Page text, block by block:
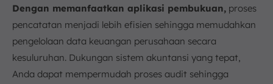
Dengan memanfaatkan aplikasi pembukuan, proses
pencatatan menjadi lebih efisien sehingga memudahkan
pengelolaan data keuangan perusahaan secara
kesuluruhan. Dukungan sistem akuntansi yang tepat,
Anda dapat mempermudah proses audit sehingga